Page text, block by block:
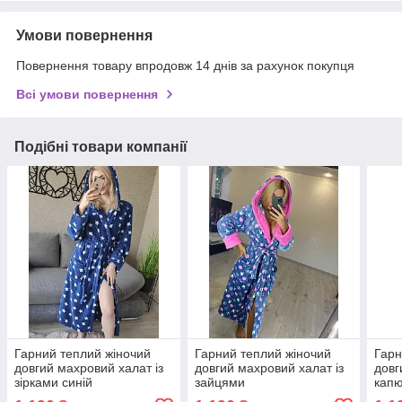
Умови повернення
Повернення товару впродовж 14 днів за рахунок покупця
Всі умови повернення
Подібні товари компанії
Гарний теплий жіночий
довгий махровий халат із
зірками синій
Гарний теплий жіночий
довгий махровий халат із
зайцями